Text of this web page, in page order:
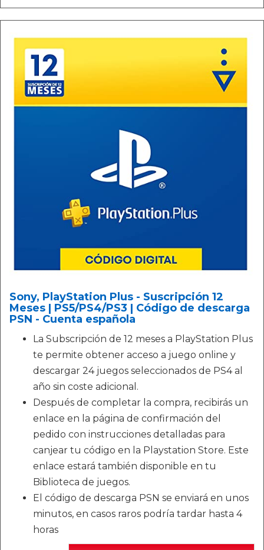
Sony, PlayStation Plus - Suscripción 12
Meses | PS5/PS4/PS3 | Código de descarga
PSN - Cuenta española
La Subscripción de 12 meses a PlayStation Plus
te permite obtener acceso a juego online y
descargar 24 juegos seleccionados de PS4 al
año sin coste adicional.
Después de completar la compra, recibirás un
enlace en la página de confirmación del
pedido con instrucciones detalladas para
canjear tu código en la Playstation Store. Este
enlace estará también disponible en tu
Biblioteca de juegos.
El código de descarga PSN se enviará en unos
minutos, en casos raros podría tardar hasta 4
horas